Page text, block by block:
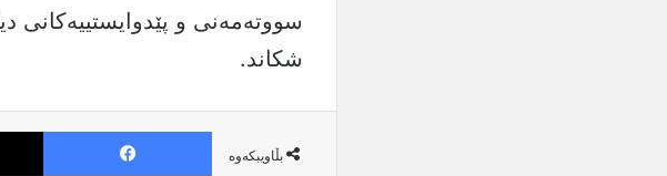
سووتەمەنی و پێدوایستییەکانی
شکاند.
بڵاویبکەوە